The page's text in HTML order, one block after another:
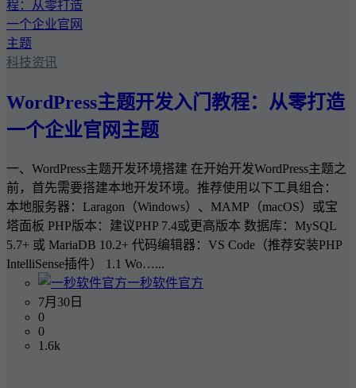
科技资讯
WordPress主题开发入门教程：从零打造
一个企业官网主题
一、WordPress主题开发环境搭建 在开始开发WordPress主题之
前，首先需要搭建本地开发环境。推荐使用以下工具组合：
本地服务器：Laragon（Windows）、MAMP（macOS）或宝
塔面板 PHP版本：建议PHP 7.4或更高版本 数据库：MySQL
5.7+ 或 MariaDB 10.2+ 代码编辑器：VS Code（推荐安装PHP
IntelliSense插件） 1.1 Wo…...
一秒软件官方
7月30日
0
0
1.6k